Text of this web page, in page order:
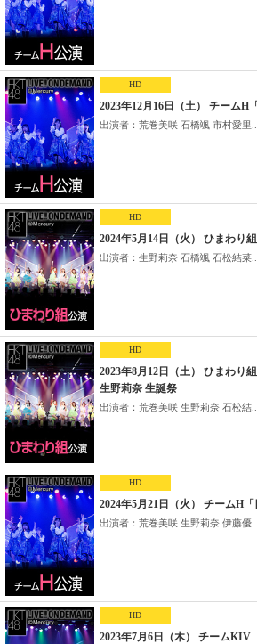
HD
2023年12月16日（土） チームH
出演者：荒巻美咲 石橋颯 市村愛里...
HD
2024年5月14日（火） ひまわり
出演者：生野莉奈 石橋颯 石松結菜...
HD
2023年8月12日（土） ひまわり
生野莉奈 生誕祭
出演者：荒巻美咲 生野莉奈 石松結...
HD
2024年5月21日（火） チームH
出演者：荒巻美咲 生野莉奈 伊藤優...
HD
2023年7月6日（木） チームKIV